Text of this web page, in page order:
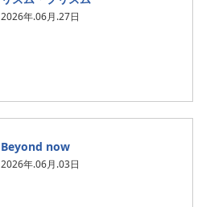
2026年.06月.27日
Beyond now
2026年.06月.03日